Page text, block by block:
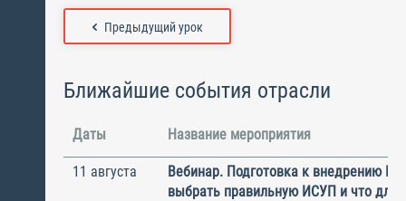
Предыдущий урок
Ближайшие события отрасли
Даты Название мероприятия
11 августа
Вебинар. Подготовка к внедрению
выбрать правильную ИСУП и что для